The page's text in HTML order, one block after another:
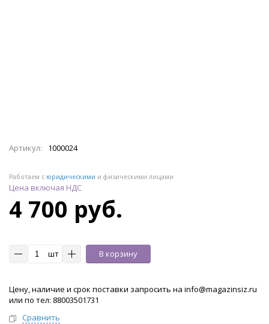
Артикул: 1000024
Работаем с юридическими и физическими лицами
Цена включая НДС
4 700 руб.
шт В корзину
Цену, наличие и срок поставки запросить на info@magazinsiz.ru
или по тел: 88003501731
Сравнить